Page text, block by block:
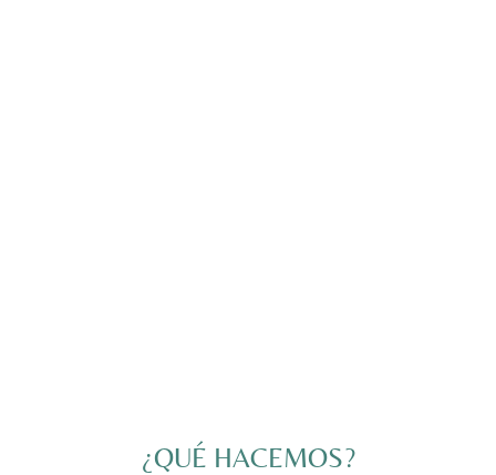
¿QUÉ HACEMOS?